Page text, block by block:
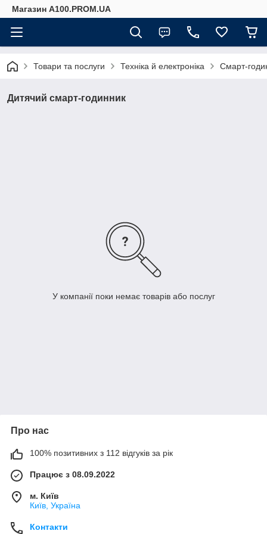
Магазин A100.PROM.UA
Товари та послуги Техніка й електроніка Смарт-
Дитячий смарт-годинник
У компанії поки немає товарів або послуг
Про нас
100% позитивних з 112 відгуків за рік
Працює з 08.09.2022
м. Київ
Київ, Україна
Контакти